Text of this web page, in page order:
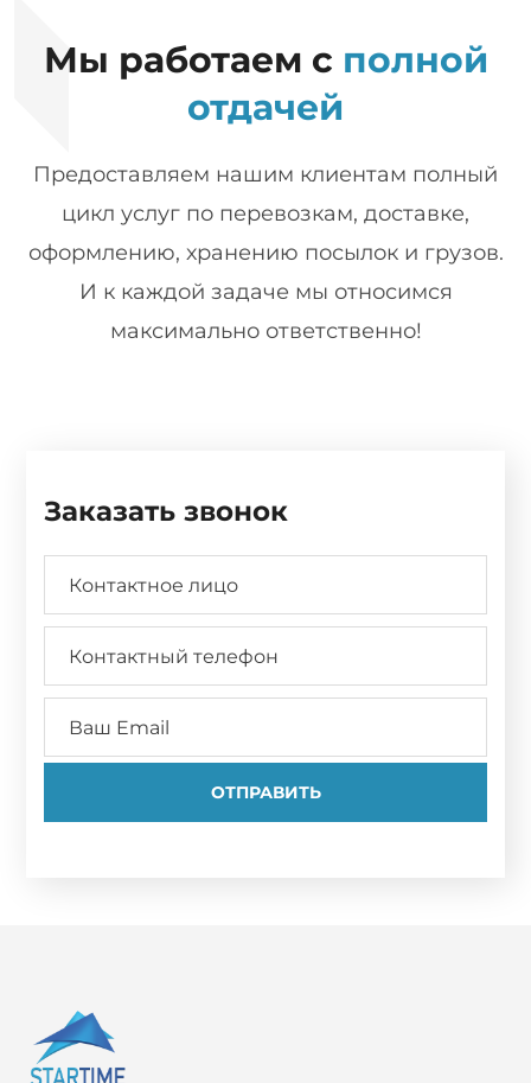
Мы работаем с полной
отдачей
Предоставляем нашим клиентам полный
цикл услуг по перевозкам, доставке,
оформлению, хранению посылок и грузов.
И к каждой задаче мы относимся
максимально ответственно!
Заказать звонок